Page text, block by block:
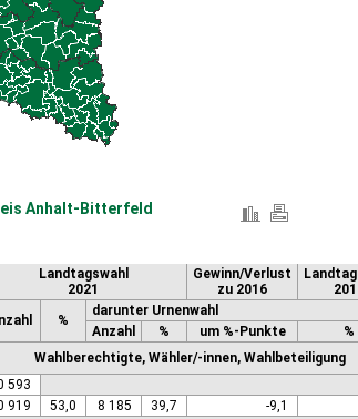
Anhalt-Bitterfeld
Landtagswahl
2021
Gewinn/Verlust
zu 2016
%
darunter Urnenwahl
Anzahl
% um %-Punkte
%
Wahlberechtigte, Wähler/-innen, Wahlbeteiligung
593
919 53,0 8 185 39,7 -9,1